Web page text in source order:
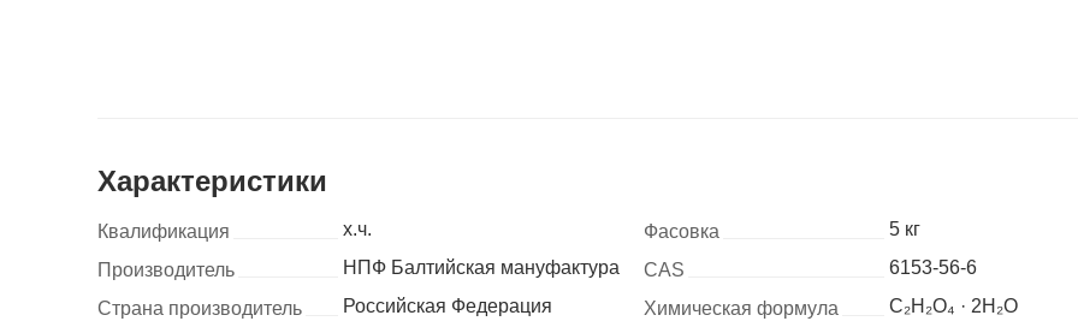
Характеристики
Квалификация
х.ч.
Производитель
НПФ Балтийская мануфактура
Страна производитель
Российская Федерация
Фасовка
5 кг
CAS
6153-56-6
Химическая формула
C₂H₂O₄ · 2H₂O